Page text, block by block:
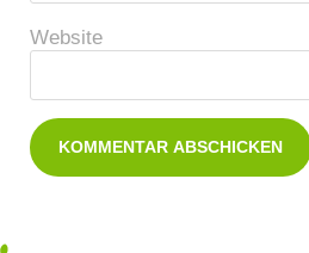
Website